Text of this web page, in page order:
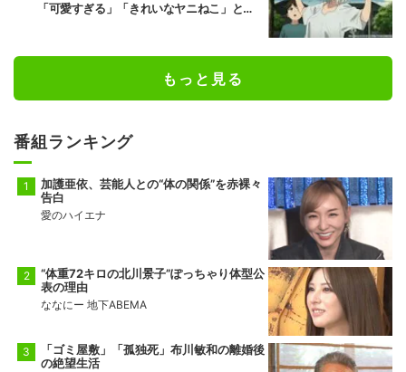
「可愛すぎる」「きれいなヤニねこ」と反
もっと見る
番組ランキング
加護亜依、芸能人との“体の関係”を赤裸々
告白
愛のハイエナ
“体重72キロの北川景子”ぽっちゃり体型公
表の理由
ななにー 地下ABEMA
「ゴミ屋敷」「孤独死」布川敏和の離婚後
の絶望生活